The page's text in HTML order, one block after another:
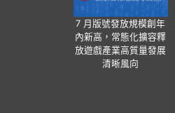
7 月版號發放規模創年
內新高，常態化擴容釋
放遊戲產業高質量發展
清晰風向